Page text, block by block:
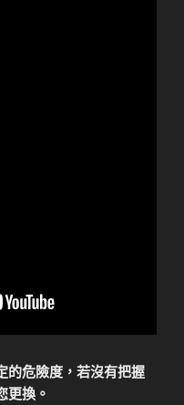
的危險度，若沒有把握
更換。